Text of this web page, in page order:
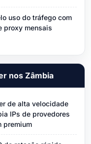
uso do tráfego com
proxy mensais
nos Zâmbia
de alta velocidade
IPs de provedores
premium